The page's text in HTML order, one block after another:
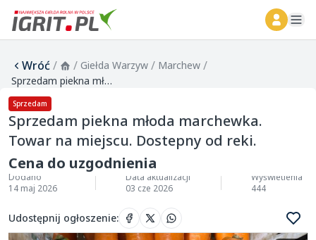
Wróć/ / Giełda Warzyw / Marchew /
Sprzedam piekna młoda marchewka. Towar na miejscu. Dostepny od reki.
Sprzedam
Sprzedam piekna młoda marchewka.
Towar na miejscu. Dostepny od reki.
Cena do uzgodnienia
Dodano
14 maj 2026
Data aktualizacji
03 cze 2026
Wyświetlenia
444
Udostępnij ogłoszenie: